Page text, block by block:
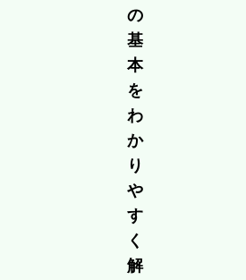
の
基
本
を
わ
か
り
や
す
く
解